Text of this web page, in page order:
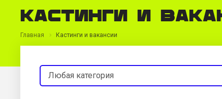
Кастинги и
Главная Кастинги и вакансии